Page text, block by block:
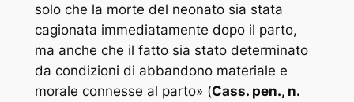
solo che la morte del neonato sia stata
cagionata immediatamente dopo il parto,
ma anche che il fatto sia stato determinato
da condizioni di abbandono materiale e
morale connesse al parto» (Cass. pen., n.